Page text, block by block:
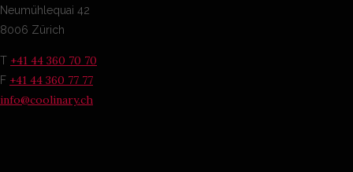
Neumühlequai 42
8006 Zürich
T +41 44 360 70 70
F +41 44 360 77 77
info@coolinary.ch